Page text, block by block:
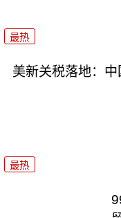
最热
美新关税落地：
最热